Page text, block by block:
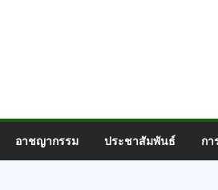
อาชญากรรม ประชาสัมพันธ์ กา